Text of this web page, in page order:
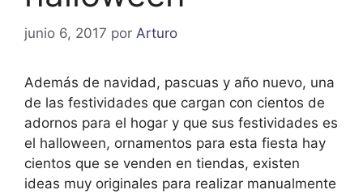
junio 6, 2017 por Arturo
Además de navidad, pascuas y año nuevo, una
de las festividades que cargan con cientos de
adornos para el hogar y que sus festividades es
el halloween, ornamentos para esta fiesta hay
cientos que se venden en tiendas, existen
ideas muy originales para realizar manualmente